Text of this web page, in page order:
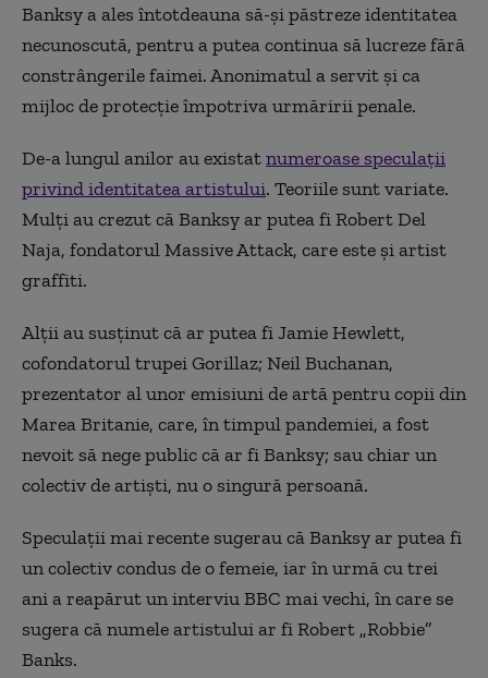
Banksy a ales întotdeauna să-și păstreze identitatea
necunoscută, pentru a putea continua să lucreze fără
constrângerile faimei. Anonimatul a servit și ca
mijloc de protecție împotriva urmăririi penale.
De-a lungul anilor au existatnumeroase speculații
privind identitatea artistului. Teoriile sunt variate.
Mulți au crezut că Banksy ar putea fi Robert Del
Naja, fondatorul Massive Attack, care este și artist
graffiti.
Alții au susținut că ar putea fi Jamie Hewlett,
cofondatorul trupei Gorillaz; Neil Buchanan,
prezentator al unor emisiuni de artă pentru copii din
Marea Britanie, care, în timpul pandemiei, a fost
nevoit să nege public că ar fi Banksy; sau chiar un
colectiv de artiști, nu o singură persoană.
Speculații mai recente sugerau că Banksy ar putea fi
un colectiv condus de o femeie, iar în urmă cu trei
ani a reapărut un interviu BBC mai vechi, în care se
sugera că numele artistului ar fi Robert „Robbie”
Banks.